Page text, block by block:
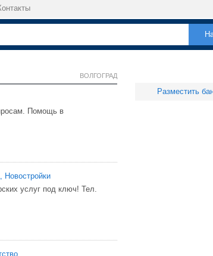
ВОЛГОГРАД
Помощь в
Новостройки
услуг под ключ! Тел.
Разместить